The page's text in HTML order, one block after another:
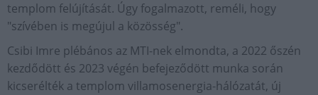
templom felújítását. Úgy fogalmazott, reméli, hogy
"szívében is megújul a közösség".
Csibi Imre plébános az MTI-nek elmondta, a 2022 őszén
kezdődött és 2023 végén befejeződött munka során
kicserélték a templom villamosenergia-hálózatát, új